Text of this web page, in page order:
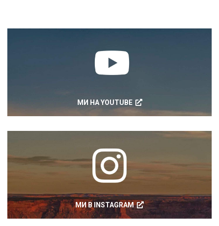
МИ НА YOUTUBE
МИ В INSTAGRAM